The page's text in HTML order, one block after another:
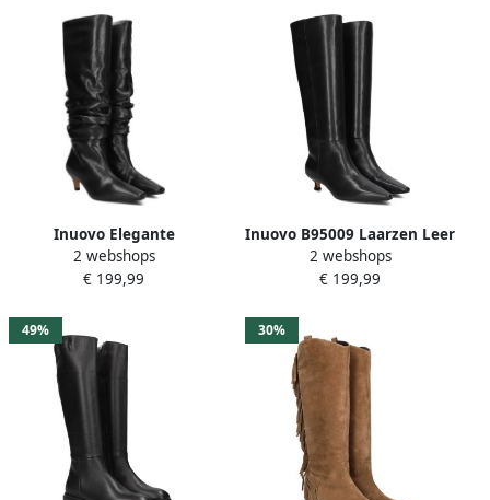
Inuovo Elegante
Winterlaarzen met
Kegelhak
2 webshops
€ 199,99
Inuovo B95009 Laarzen Leer
Dames Zwart
2 webshops
€ 199,99
49% 30%